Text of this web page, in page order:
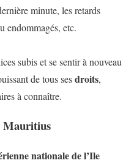
minute, les retards
endommagés, etc.
subis et se sentir à nouveau
de tous sesdroits,
à connaître.
Mauritius
nationale de l’Ile